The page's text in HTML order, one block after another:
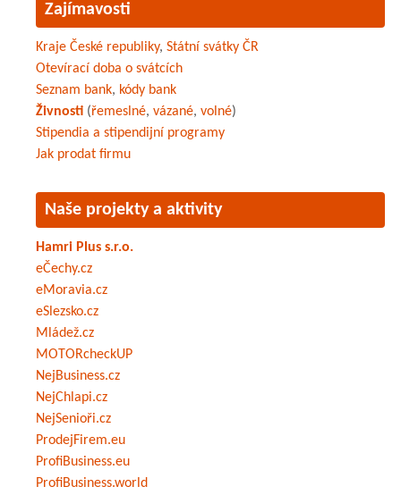
Zajímavosti
Kraje České republiky, Státní svátky ČR
Otevírací doba o svátcích
Seznam bank, kódy bank
Živnosti (řemeslné, vázané, volné)
Stipendia a stipendijní programy
Jak prodat firmu
Naše projekty a aktivity
Hamri Plus s.r.o.
eČechy.cz
eMoravia.cz
eSlezsko.cz
Mládež.cz
MOTORcheckUP
NejBusiness.cz
NejChlapi.cz
NejSenioři.cz
ProdejFirem.eu
ProfiBusiness.eu
ProfiBusiness.world